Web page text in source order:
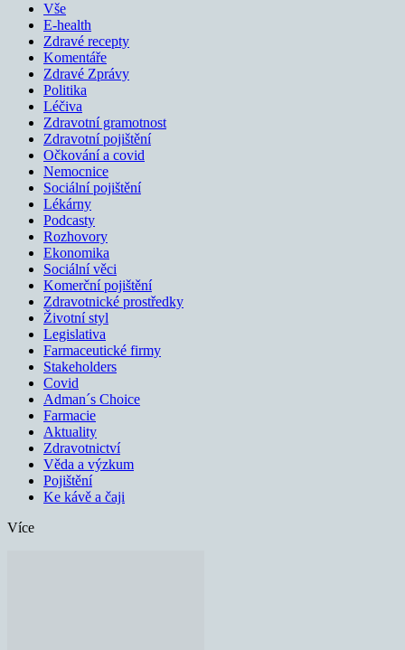
Vše
E-health
Zdravé recepty
Komentáře
Zdravé Zprávy
Politika
Léčiva
Zdravotní gramotnost
Zdravotní pojištění
Očkování a covid
Nemocnice
Sociální pojištění
Lékárny
Podcasty
Rozhovory
Ekonomika
Sociální věci
Komerční pojištění
Zdravotnické prostředky
Životní styl
Legislativa
Farmaceutické firmy
Stakeholders
Covid
Adman´s Choice
Farmacie
Aktuality
Zdravotnictví
Věda a výzkum
Pojištění
Ke kávě a čaji
Více